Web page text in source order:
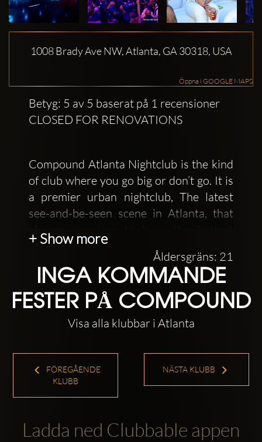
1008 Brady Ave NW, Atlanta, GA 30318, USA
Öppna i GOOGLE MAPS
Betyg: 5 av 5 baserat på 1 recensioner
CLOSED FOR RENOVATIONS
Compound Atlanta Nightclub is the kind
of club where you go big or don’t go. It is
a premier urban nightclub, The latest
see-and-be-seen scene in Atlanta, that
always promises to have the hottest
special guests at the same damn time!
+ Show more
Åldersgräns: 21
INGA KOMMANDE
FESTER PÅ COMPOUND
Visa alla klubbar i Atlanta
FÖREGÅENDE
KLUBB
NÄSTA KLUBB
Ladda ned Clubbable appen